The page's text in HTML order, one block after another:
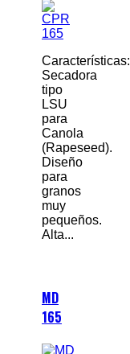
Características:
Secadora
tipo
LSU
para
Canola
(Rapeseed).
Diseño
para
granos
muy
pequeños.
Alta...
MD
165